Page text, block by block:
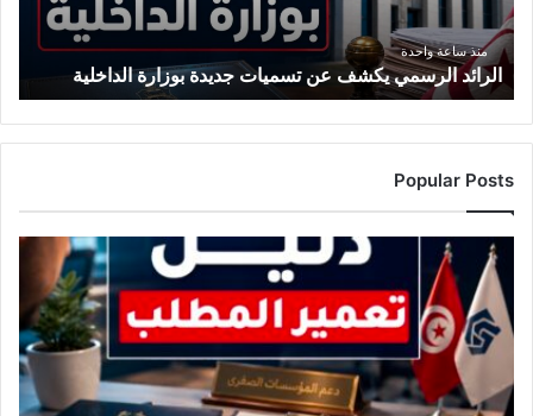
الداخلية
منذ ساعة واحدة
الرائد الرسمي يكشف عن تسميات جديدة بوزارة الداخلية
Popular Posts